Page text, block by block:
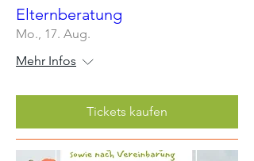
Elternberatung
Mo., 17. Aug.
Mehr Infos
Tickets kaufen